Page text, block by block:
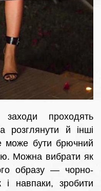
заходи проходять
розглянути й інші
може бути брючний
Можна вибрати як
образу — чорно-
і навпаки, зробити